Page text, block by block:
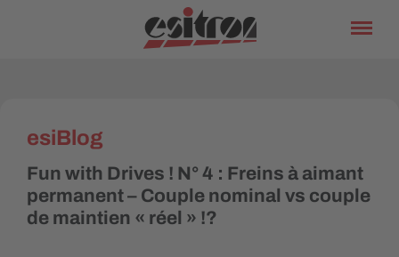
esiBlog
Fun with Drives ! N° 4 : Freins à aimant
permanent – Couple nominal vs couple
de maintien « réel » !?